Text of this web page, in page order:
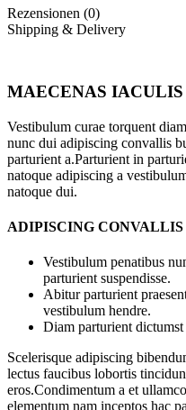
Rezensionen (0)
Shipping & Delivery
MAECENAS IACULIS
Vestibulum curae torquent
nunc dui adipiscing convallis
parturient a.Parturient in
natoque adipiscing a
natoque dui.
ADIPISCING
Vestibulum penatibus
parturient suspendisse.
Abitur parturient
vestibulum hendre.
Diam parturient
Scelerisque adipiscing
lectus faucibus lobortis
eros.Condimentum a et
elementum nam inceptos hac